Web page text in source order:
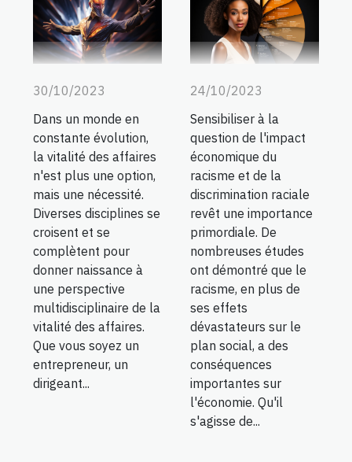
30/10/2023
Dans un monde en
constante évolution,
la vitalité des affaires
n'est plus une option,
mais une nécessité.
Diverses disciplines se
croisent et se
complètent pour
donner naissance à
une perspective
multidisciplinaire de la
vitalité des affaires.
Que vous soyez un
entrepreneur, un
dirigeant...
24/10/2023
Sensibiliser à la
question de l'impact
économique du
racisme et de la
discrimination raciale
revêt une importance
primordiale. De
nombreuses études
ont démontré que le
racisme, en plus de
ses effets
dévastateurs sur le
plan social, a des
conséquences
importantes sur
l'économie. Qu'il
s'agisse de...